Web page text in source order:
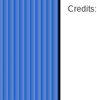
Credits: